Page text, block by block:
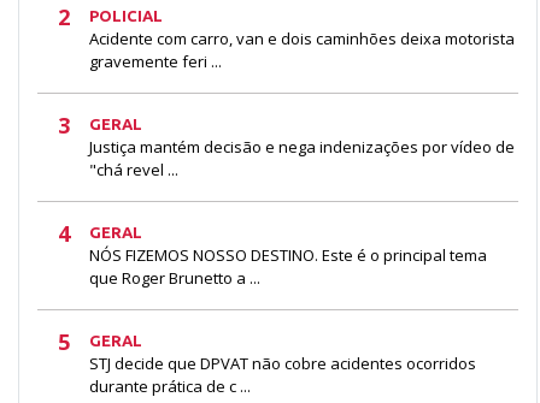
2 POLICIAL
Acidente com carro, van e dois caminhões deixa motorista
gravemente feri ...
3 GERAL
Justiça mantém decisão e nega indenizações por vídeo de
"chá revel ...
4 GERAL
NÓS FIZEMOS NOSSO DESTINO. Este é o principal tema
que Roger Brunetto a ...
5 GERAL
STJ decide que DPVAT não cobre acidentes ocorridos
durante prática de c ...